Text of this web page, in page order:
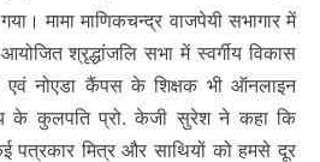
मामा माणिकचन्द्र वाजपेयी सभागार में
आयोजित श्रृद्धांजलि सभा में स्वर्गीय विकास
एवं नोएडा कैंपस के शिक्षक भी ऑनलाइन
के कुलपति प्रो. केजी सुरेश ने कहा कि
पत्रकार मित्र और साथियों को हमसे दूर